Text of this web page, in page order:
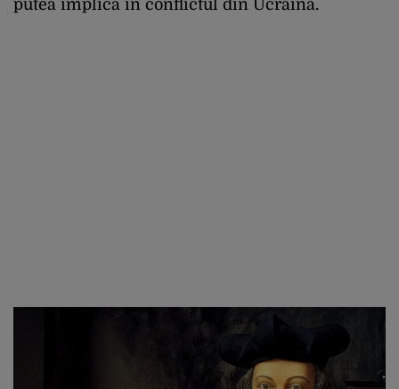
putea implica în conflictul din Ucraina.